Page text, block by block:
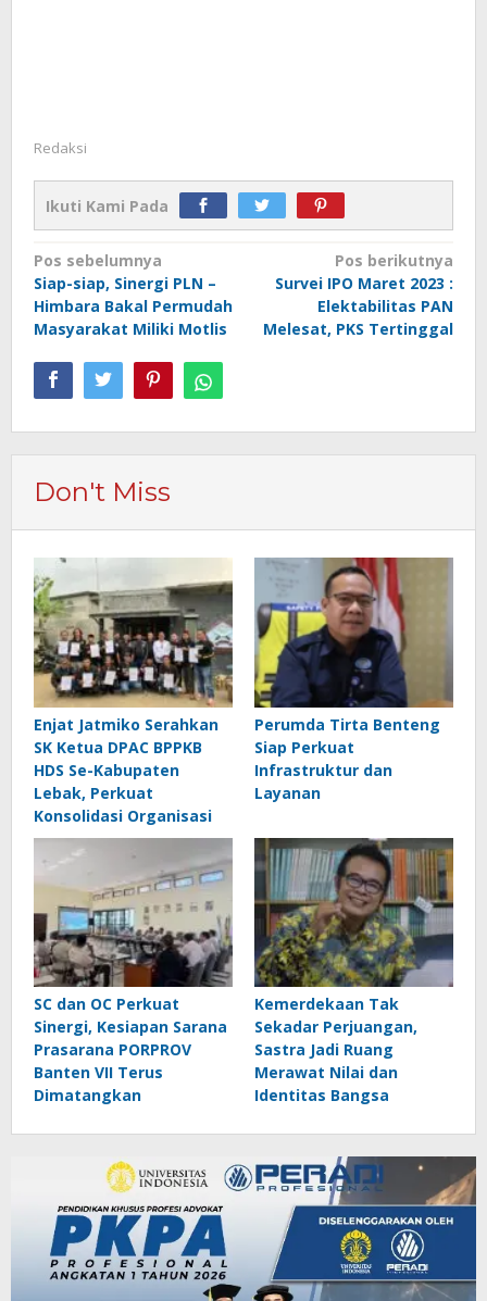
Redaksi
Ikuti Kami Pada
Navigasi
pos
Pos sebelumnya
Siap-siap, Sinergi PLN –
Himbara Bakal Permudah
Masyarakat Miliki Motlis
Pos berikutnya
Survei IPO Maret 2023 :
Elektabilitas PAN
Melesat, PKS Tertinggal
Don't Miss
Enjat Jatmiko Serahkan
SK Ketua DPAC BPPKB
HDS Se-Kabupaten
Lebak, Perkuat
Konsolidasi Organisasi
Perumda Tirta Benteng
Siap Perkuat
Infrastruktur dan
Layanan
SC dan OC Perkuat
Sinergi, Kesiapan Sarana
Prasarana PORPROV
Banten VII Terus
Dimatangkan
Kemerdekaan Tak
Sekadar Perjuangan,
Sastra Jadi Ruang
Merawat Nilai dan
Identitas Bangsa